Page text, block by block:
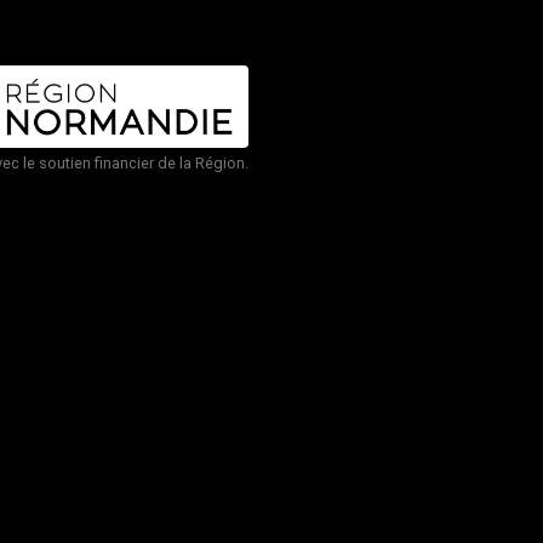
le soutien financier de la Région.